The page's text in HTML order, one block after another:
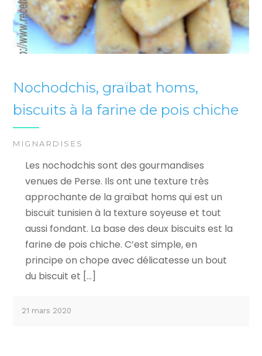
Nochodchis, graïbat homs,
biscuits à la farine de pois chiche
MIGNARDISES
Les nochodchis sont des gourmandises
venues de Perse. Ils ont une texture très
approchante de la graïbat homs qui est un
biscuit tunisien à la texture soyeuse et tout
aussi fondant. La base des deux biscuits est la
farine de pois chiche. C’est simple, en
principe on chope avec délicatesse un bout
du biscuit et […]
21 mars 2020